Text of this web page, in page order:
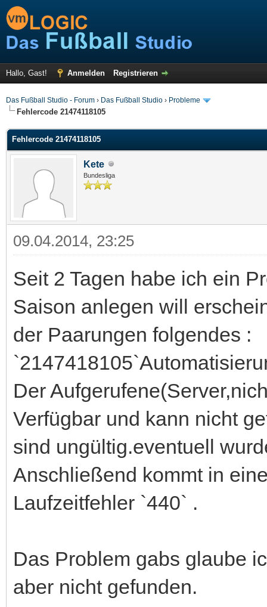
Hallo, Gast! Anmelden Registrieren
Das Fußball Studio - Forum › Das Fußball Studio › Probleme
Fehlercode 21474118105
Fehlercode 21474118105
Kete
Bundesliga
09.04.2014, 23:25
Seit 2 Tagen habe ich ein
Saison anlegen will
der Paarungen folgendes :
Der
Verfügbar und kann nicht
sind ungültig.eventuell
Anschließend kommt in
Laufzeitfehler `440` .
Das Problem gabs glaube
aber nicht gefunden.